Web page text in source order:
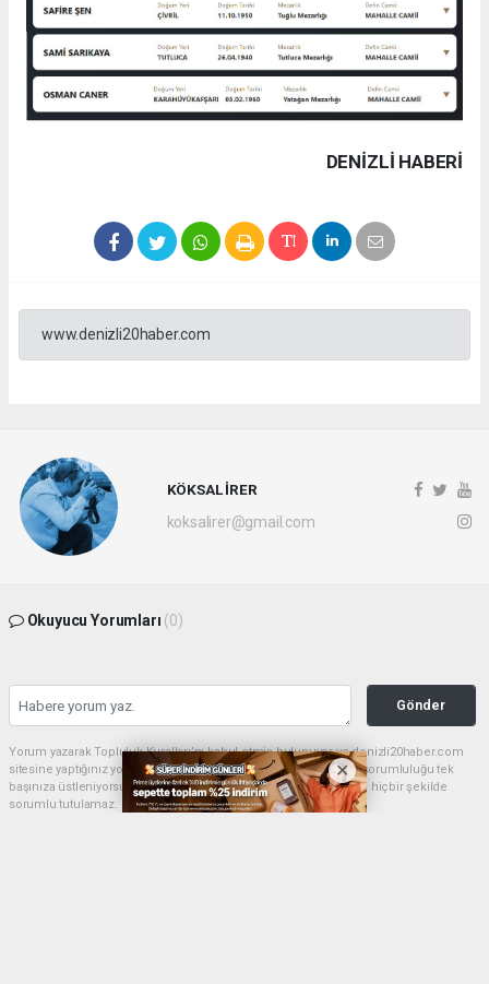
DENIZLI HABERİ
www.denizli20haber.com
KÖKSAL İRER
koksalirer@gmail.com
Okuyucu Yorumları (0)
Gönder
Yorum yazarak Topluluk Kuralları’nı kabul etmiş bulunuyor ve denizli20haber.com
sitesine yaptığınız yorumunuzla ilgili doğrudan veya dolaylı tüm sorumluluğu tek
başınıza üstleniyorsunuz. Yazılan tüm yorumlardan site yönetimi hiçbir şekilde
sorumlu tutulamaz.